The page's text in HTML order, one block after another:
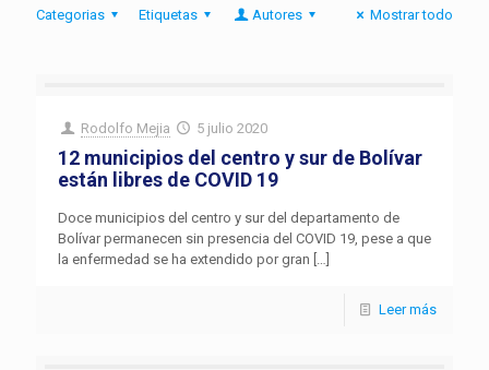
Categorias Etiquetas Autores Mostrar todo
Rodolfo Mejia 5 julio 2020
12 municipios del centro y sur de Bolívar
están libres de COVID 19
Doce municipios del centro y sur del departamento de
Bolívar permanecen sin presencia del COVID 19, pese a que
la enfermedad se ha extendido por gran […]
Leer más